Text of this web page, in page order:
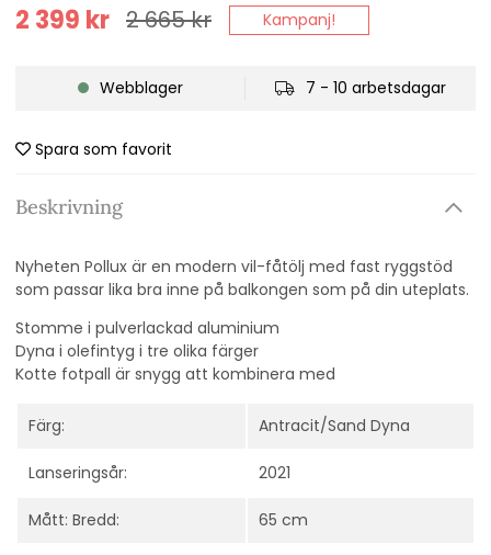
2 665kr
2 399 kr Kampanj!
Webblager 7 - 10 arbetsdagar
Spara som favorit
Beskrivning
Nyheten Pollux är en modern vil-fåtölj med fast ryggstöd
som passar lika bra inne på balkongen som på din uteplats.
Stomme i pulverlackad aluminium
Dyna i olefintyg i tre olika färger
Kotte fotpall är snygg att kombinera med
Färg: Antracit/Sand Dyna
Lanseringsår: 2021
Mått: Bredd: 65 cm